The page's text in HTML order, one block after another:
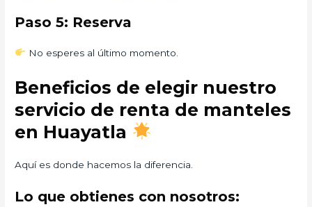
Paso 5: Reserva
No esperes al último momento.
Beneficios de elegir nuestro
servicio de renta de manteles
en Huayatla
Aquí es donde hacemos la diferencia.
Lo que obtienes con nosotros: